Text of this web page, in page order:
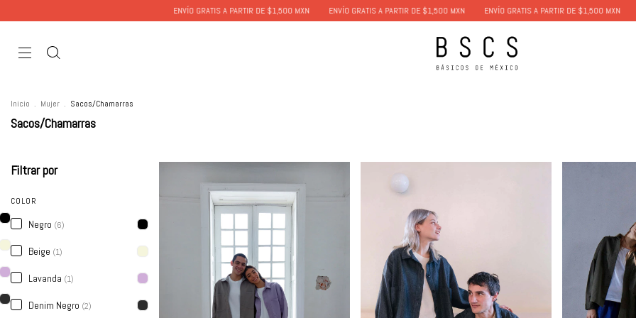
ENVÍO GRATIS A PARTIR DE $1,500 MXN ENVÍO GRATIS A PARTIR DE $1,500 MXN ENVÍO GRATIS A PARTIR DE $1,500 MXN ENVÍO
Inicio . Mujer . Sacos/Chamarras
Sacos/Chamarras
Filtrar por
COLOR
Negro (6)
Beige (1)
Lavanda (1)
Denim Negro (2)